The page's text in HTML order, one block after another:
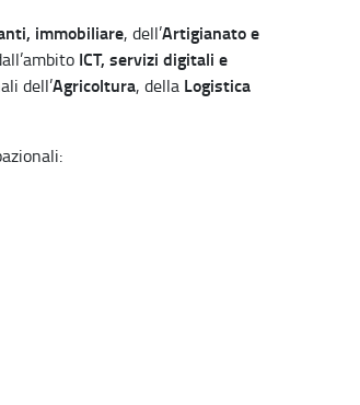
immobiliare, dell’Artigianato e
ICT, servizi digitali e
dell’Agricoltura, della Logistica